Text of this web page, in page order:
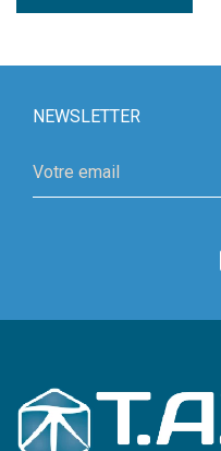
NEWSLETTER